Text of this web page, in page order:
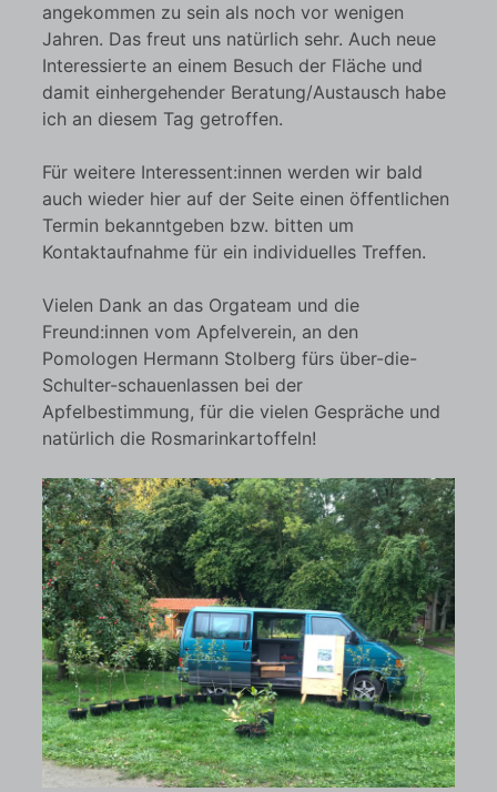
angekommen zu sein als noch vor wenigen
Jahren. Das freut uns natürlich sehr. Auch neue
Interessierte an einem Besuch der Fläche und
damit einhergehender Beratung/Austausch habe
ich an diesem Tag getroffen.
Für weitere Interessent:innen werden wir bald
auch wieder hier auf der Seite einen öffentlichen
Termin bekanntgeben bzw. bitten um
Kontaktaufnahme für ein individuelles Treffen.
Vielen Dank an das Orgateam und die
Freund:innen vom Apfelverein, an den
Pomologen Hermann Stolberg fürs über-die-
Schulter-schauenlassen bei der
Apfelbestimmung, für die vielen Gespräche und
natürlich die Rosmarinkartoffeln!